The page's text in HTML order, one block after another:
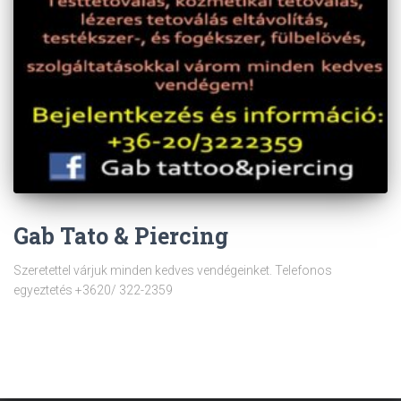
Gab Tato & Piercing
Szeretettel várjuk minden kedves vendégeinket. Telefonos
egyeztetés +3620/ 322-2359